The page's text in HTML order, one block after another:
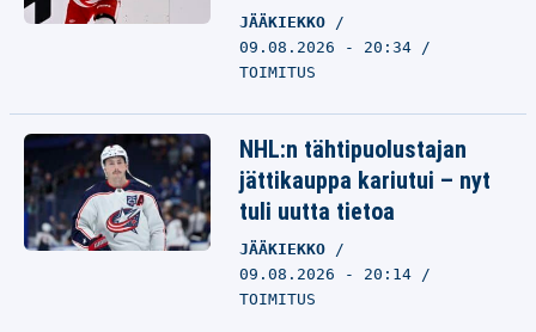
JÄÄKIEKKO
09.08.2026 - 20:34
TOIMITUS
NHL:n tähtipuolustajan
jättikauppa kariutui – nyt
tuli uutta tietoa
JÄÄKIEKKO
09.08.2026 - 20:14
TOIMITUS